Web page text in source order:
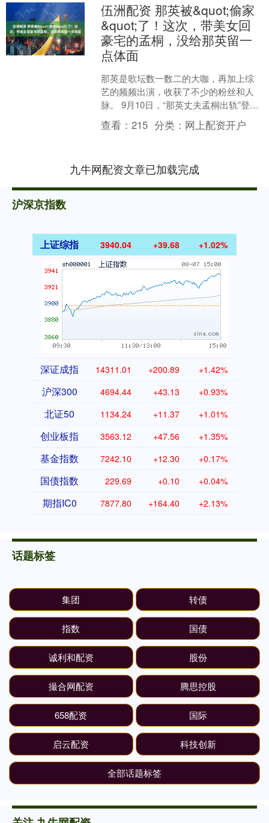
伍洲配资 那英被&quot;偷家
&quot;了！这次，带美女回
豪宅的孟桐，没给那英留一
点体面
那英是歌坛数一数二的大咖，再加上综
艺的频频出演，收获了不少的粉丝和人
脉。 9月10日，“那英丈夫孟桐出轨”登上
热搜，立马炸开了锅，也让孟桐的人设
瞬间倒塌。 曾经....
查看：215 分类： 网上配资开户
九牛网配资文章已加载完成
沪深京指数
上证综指 3940.04 +39.68 +1.02%
深证成指 14311.01 +200.89 +1.42%
沪深300 4694.44 +43.13 +0.93%
北证50 1134.24 +11.37 +1.01%
创业板指 3563.12 +47.56 +1.35%
基金指数 7242.10 +12.30 +0.17%
国债指数 229.69 +0.10 +0.04%
期指IC0 7877.80 +164.40 +2.13%
话题标签
集团 转债
指数 国债
诚利和配资 股份
撮合网配资 腾思控股
658配资 国际
启云配资 科技创新
全部话题标签